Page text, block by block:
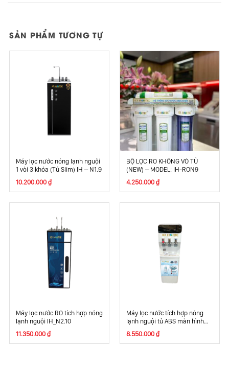
SẢN PHẨM TƯƠNG TỰ
Máy lọc nước nóng lạnh nguội
1 vòi 3 khóa (Tủ Slim) IH – N1.9
10.200.000 ₫
BỘ LỌC RO KHÔNG VỎ TỦ
(NEW) – MODEL: IH-RON9
4.250.000 ₫
Máy lọc nước RO tích hợp nóng
lạnh nguội IH_N2.10
11.350.000 ₫
Máy lọc nước tích hợp nóng
lạnh nguội tủ ABS màn hình
LED IH_NAF.5
8.550.000 ₫